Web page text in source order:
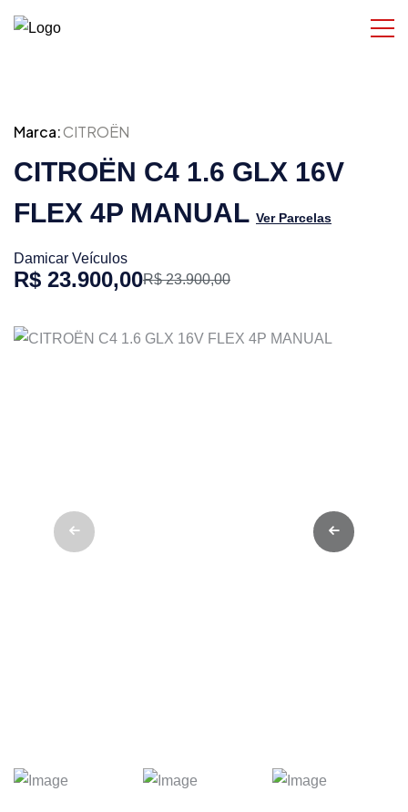
Marca:CITROËN
CITROËN C4 1.6 GLX 16V
FLEX 4P MANUAL Ver Parcelas
Damicar Veículos
R$ 23.900,00R$ 23.900,00